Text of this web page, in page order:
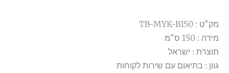
מק"ט : TB-MYK-B150
מידה : 150 ס"מ
תוצרת : ישראל
גוון : בתיאום עם שירות לקוחות